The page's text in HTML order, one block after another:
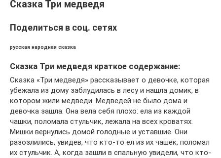
Сказка Три медведя
Поделиться в соц. сетях
русская народная сказка
Сказка Три медведя краткое содержание:
Сказка «Три медведя» рассказывает о девочке, которая
убежала из дому заблудилась в лесу и нашла домик, в
котором жили медведи. Медведей не было дома и
девочка зашла. Она вела себя плохо: ела из каждой
чашки, поломала стульчик, лежала на всех кроватях.
Мишки вернулись домой голодные и уставшие. Они
разозлились, увидев, что кто-то ел из их чашек, поломал
их стульчик. А, когда зашли в спальную увидели, что кто-